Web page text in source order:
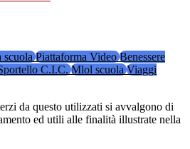
scuolaPiattaforma VideoBenessere
C.I.C.Mlol scuolaViaggi
da questo utilizzati si avvalgono di
ed utili alle finalità illustrate nella